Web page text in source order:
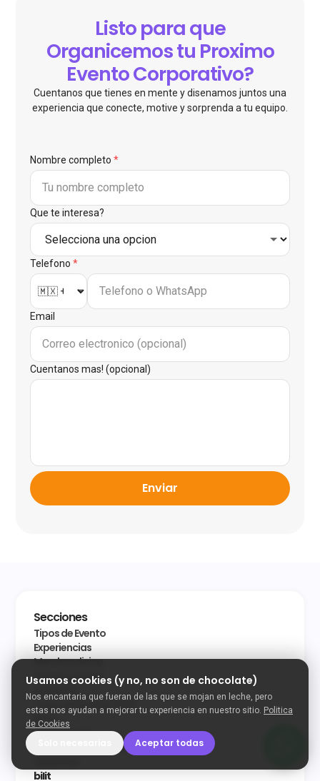
Listo para que
Organicemos tu Proximo
Evento Corporativo?
Cuentanos que tienes en mente y disenamos juntos una
experiencia que conecte, motive y sorprenda a tu equipo.
Nombre completo *
Que te interesa?
Telefono *
Email
Cuentanos mas! (opcional)
Enviar
Secciones
Tipos de Evento
Experiencias
Merchandising
Stands y Ferias
Nosotros
Copa del Mundo 2026
Blog
Photobooth
Libro de Reclamaciones
bilit
Usamos cookies (y no, no son de chocolate)
Nos encantaria que fueran de las que se mojan en leche, pero
estas nos ayudan a mejorar tu experiencia en nuestro sitio. Politica
de Cookies
Aceptar todas